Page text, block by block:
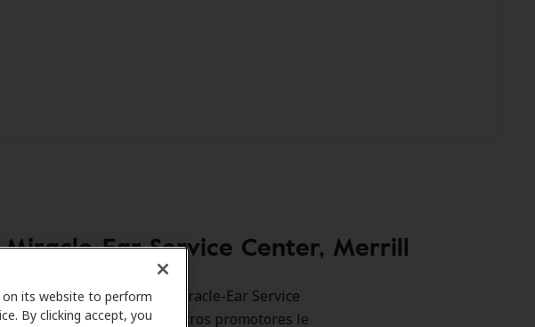
on its website to perform
By clicking accept, you
Ear Service Center, Merrill
y clínicas como Miracle-Ear Service
y atención auditiva. Nuestros promotores le